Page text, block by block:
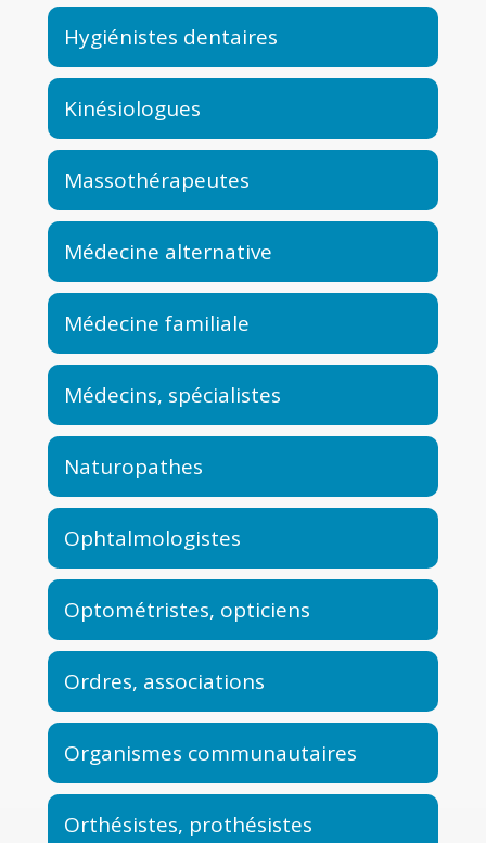
Hygiénistes dentaires
Kinésiologues
Massothérapeutes
Médecine alternative
Médecine familiale
Médecins, spécialistes
Naturopathes
Ophtalmologistes
Optométristes, opticiens
Ordres, associations
Organismes communautaires
Orthésistes, prothésistes